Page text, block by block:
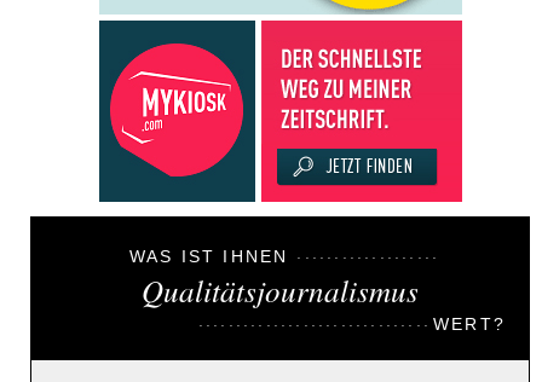
WAS IST IHNEN
Qualitätsjournalismus
WERT?